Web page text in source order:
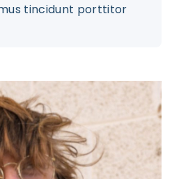
tincidunt porttitor